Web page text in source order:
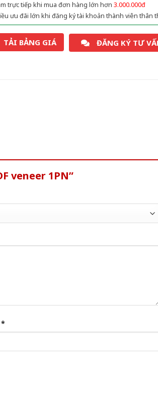
trực tiếp khi mua đơn hàng lớn hơn 3.000.000đ
ưu đãi lớn khi đăng ký tài khoản thành viên thân
TẢI BẢNG GIÁ ĐĂNG KÝ TƯ
veneer 1PN”
*